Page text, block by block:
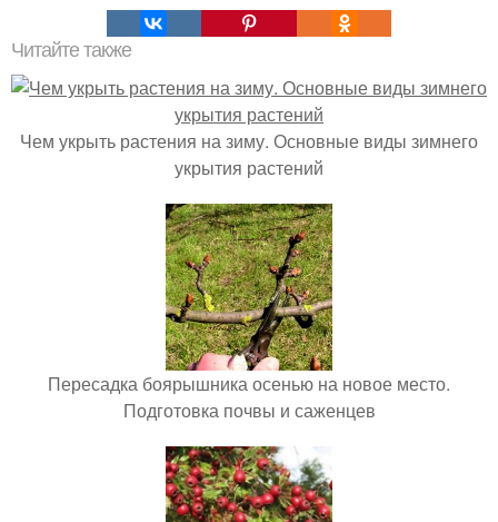
Читайте также
Чем укрыть растения на зиму. Основные виды зимнего
укрытия растений
Пересадка боярышника осенью на новое место.
Подготовка почвы и саженцев